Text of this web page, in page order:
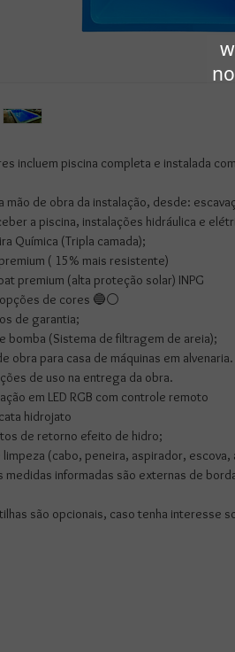
incluem piscina completa e instalada
mão de obra da instalação, desde:
a piscina, instalações hidráulica e
Química (Tripla camada);
( 15% mais resistente)
premium (alta proteção solar) INPG
de cores 🔵⚪️
de garantia;
bomba (Sistema de filtragem de areia);
obra para casa de máquinas em alvenaria.
de uso na entrega da obra.
em LED RGB com controle remoto
hidrojato
de retorno efeito de hidro;
(cabo, peneira, aspirador, escova,
medidas informadas são externas de
são opcionais, caso tenha interesse